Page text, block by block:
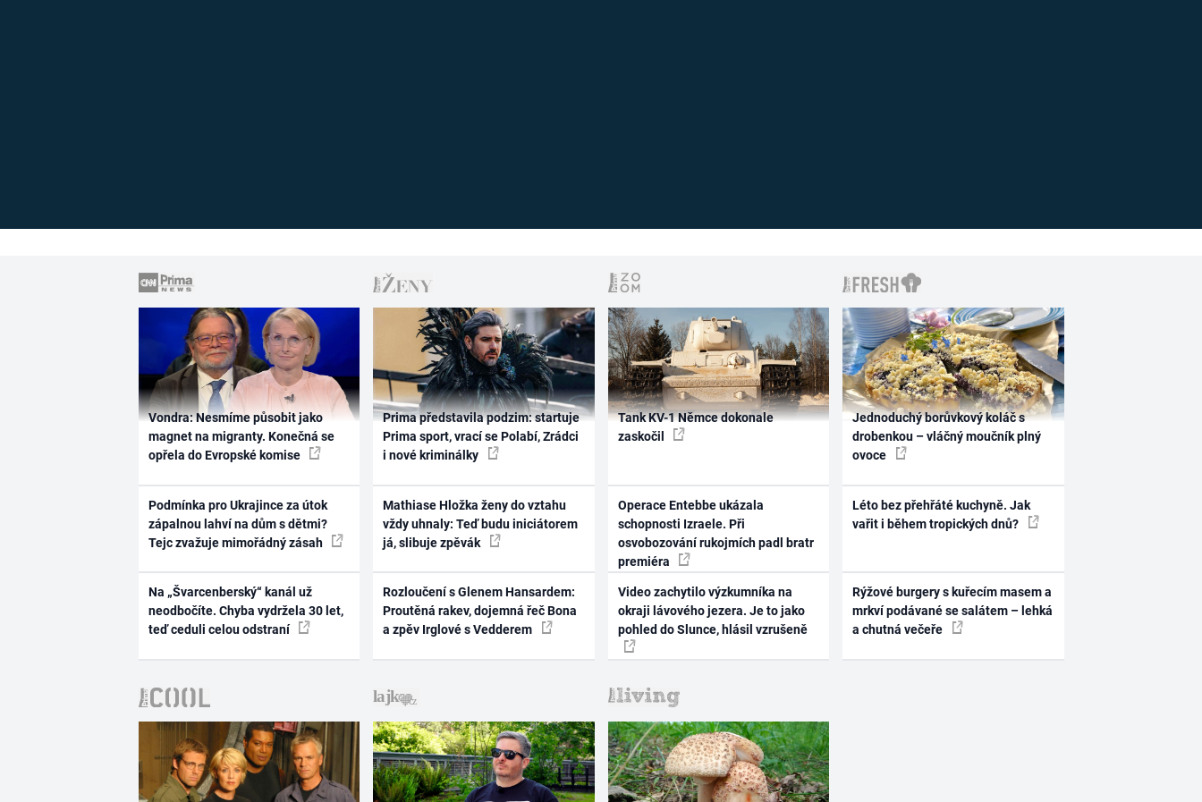
Vondra: Nesmíme působit jako
magnet na migranty. Konečná se
opřela do Evropské komise
Podmínka pro Ukrajince za útok
zápalnou lahví na dům s dětmi?
Tejc zvažuje mimořádný zásah
Na „Švarcenberský“ kanál už
neodbočíte. Chyba vydržela 30 let,
teď ceduli celou odstraní
Prima představila podzim: startuje
Prima sport, vrací se Polabí, Zrádci
i nové kriminálky
Mathiase Hložka ženy do vztahu
vždy uhnaly: Teď budu iniciátorem
já, slibuje zpěvák
Rozloučení s Glenem Hansardem:
Proutěná rakev, dojemná řeč Bona
a zpěv Irglové s Vedderem
Tank KV-1 Němce dokonale
zaskočil
Operace Entebbe ukázala
schopnosti Izraele. Při
osvobozování rukojmích padl bratr
premiéra
Video zachytilo výzkumníka na
okraji lávového jezera. Je to jako
pohled do Slunce, hlásil vzrušeně
Jednoduchý borůvkový koláč s
drobenkou – vláčný moučník plný
ovoce
Léto bez přehřáté kuchyně. Jak
vařit i během tropických dnů?
Rýžové burgery s kuřecím masem a
mrkví podávané se salátem – lehká
a chutná večeře